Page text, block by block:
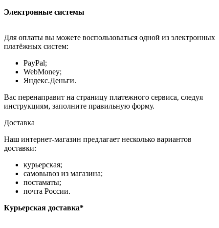
Электронные системы
Для оплаты вы можете воспользоваться одной из электронных
платёжных систем:
PayPal;
WebMoney;
Яндекс.Деньги.
Вас перенаправит на страницу платежного сервиса, следуя
инструкциям, заполните правильную форму.
Доставка
Наш интернет-магазин предлагает несколько вариантов
доставки:
курьерская;
самовывоз из магазина;
постаматы;
почта России.
Курьерская доставка*